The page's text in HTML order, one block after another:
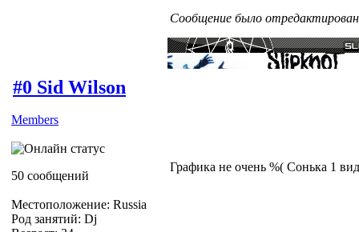
Сообщение было
#0 Sid Wilson
Members
50 сообщений
Местоположение: Russia
Род занятий: Dj
Графика не очень %( Сонька 1